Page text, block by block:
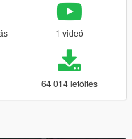
1 videó
64 014 letöltés